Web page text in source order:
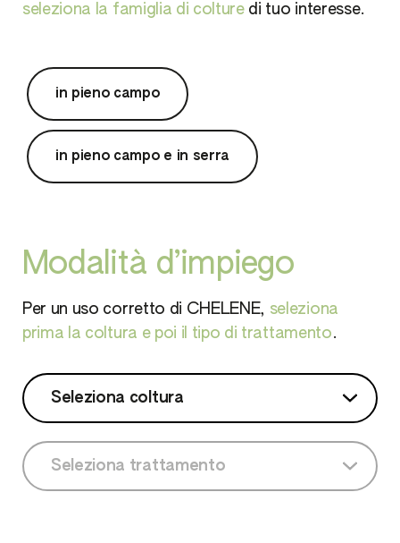
seleziona la famiglia di colturedi tuo interesse.
in pieno campo
in pieno campo e in serra
Modalità d’impiego
Per un uso corretto di CHELENE, seleziona
prima la coltura e poi il tipo di trattamento.
Seleziona coltura
Seleziona trattamento